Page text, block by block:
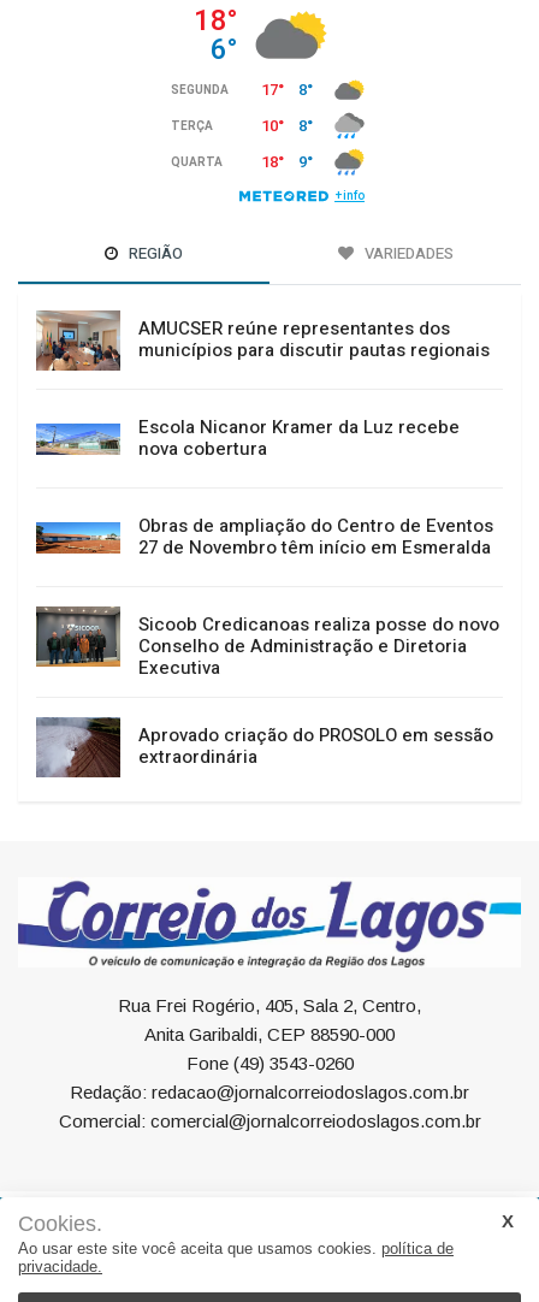
REGIÃO VARIEDADES
AMUCSER reúne representantes dos
municípios para discutir pautas regionais
Escola Nicanor Kramer da Luz recebe
nova cobertura
Obras de ampliação do Centro de Eventos
27 de Novembro têm início em Esmeralda
Sicoob Credicanoas realiza posse do novo
Conselho de Administração e Diretoria
Executiva
Aprovado criação do PROSOLO em sessão
extraordinária
Rua Frei Rogério, 405, Sala 2, Centro,
Anita Garibaldi, CEP 88590-000
Fone (49) 3543-0260
Redação: redacao@jornalcorreiodoslagos.com.br
Comercial: comercial@jornalcorreiodoslagos.com.br
Geral Política Economia Saúde
Variedades
Eventos
Cookies.
Ao usar este site você aceita que usamos cookies. política de
privacidade.